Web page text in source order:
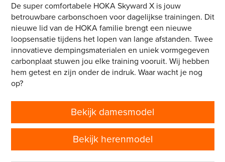
De super comfortabele HOKA Skyward X is jouw
betrouwbare carbonschoen voor dagelijkse trainingen. Dit
nieuwe lid van de HOKA familie brengt een nieuwe
loopsensatie tijdens het lopen van lange afstanden. Twee
innovatieve dempingsmaterialen en uniek vormgegeven
carbonplaat stuwen jou elke training vooruit. Wij hebben
hem getest en zijn onder de indruk. Waar wacht je nog
op?
Bekijk damesmodel
Bekijk herenmodel